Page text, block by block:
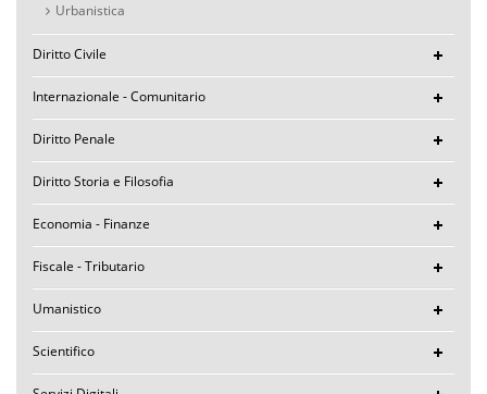
Urbanistica
Diritto Civile
Internazionale - Comunitario
Diritto Penale
Diritto Storia e Filosofia
Economia - Finanze
Fiscale - Tributario
Umanistico
Scientifico